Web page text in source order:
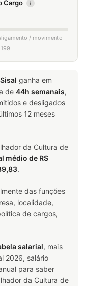
Cargo i
/ movimento
ganha em
de 44h semanais,
e desligados
12 meses
da Cultura de
médio de R$
.
das funções
localidade,
de cargos,
salarial, mais
2026, salário
para saber
da Cultura de